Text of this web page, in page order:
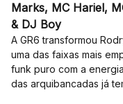
Marks, MC Hariel,
& DJ Boy
A GR6 transformou
uma das faixas mais
funk puro com a
das arquibancadas já